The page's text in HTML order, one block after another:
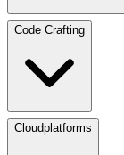
Code Crafting
Cloudplatforms